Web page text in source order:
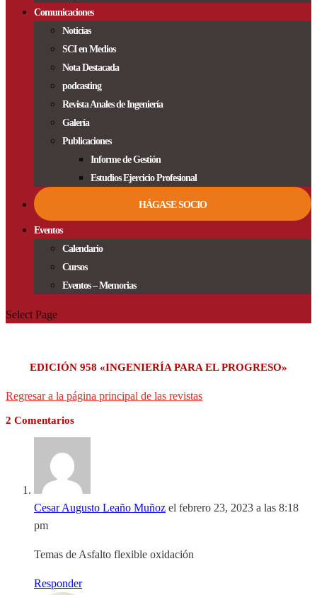
Comunicaciones
Noticias
SCI en Medios
Nota Destacada
podcasting
Revista Anales de Ingeniería
Galería
Publicaciones
Informe de Gestión
Estudios Ejercicio Profesional
HÁGASE SOCIO
Eventos
Calendario
Cursos
Eventos – Memorias
Select Page
EDICIÓN 958 «INGENIERÍA PARA EL PROGRESO»
Regresar a la página principal de las revistas
2 Comentarios
Cesar Augusto Leaño Muñoz el febrero 23, 2023 a las 8:18
pm
Temas de Asfalto flexible oxidación
Responder